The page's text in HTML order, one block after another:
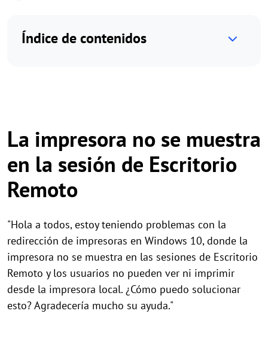
Índice de contenidos
La impresora no se muestra
en la sesión de Escritorio
Remoto
"Hola a todos, estoy teniendo problemas con la
redirección de impresoras en Windows 10, donde la
impresora no se muestra en las sesiones de Escritorio
Remoto y los usuarios no pueden ver ni imprimir
desde la impresora local. ¿Cómo puedo solucionar
esto? Agradecería mucho su ayuda."